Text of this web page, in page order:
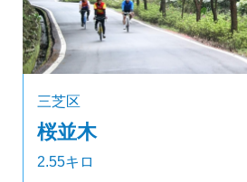
三芝区
桜並木
2.55キロ